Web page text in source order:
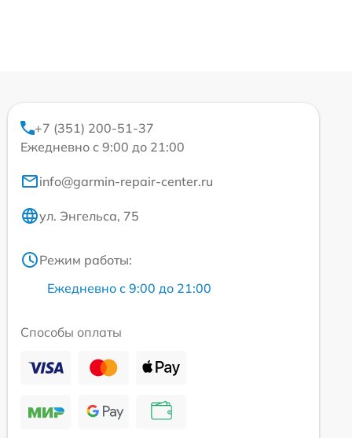
+7 (351) 200-51-37
Ежедневно с 9:00 до 21:00
info@garmin-repair-center.ru
ул. Энгельса, 75
Режим работы:
Ежедневно с 9:00 до 21:00
Способы оплаты